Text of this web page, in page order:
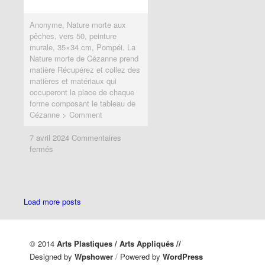
Anonyme, Nature morte aux
pêches, vers 50, peinture
murale, 35×34 cm, Pompéi. La
Nature morte de Cézanne prend
matière Récupérez et collez des
matières et matériaux qui
occuperont la place de chaque
forme composant le tableau de
Cézanne > Comment
7 avril 2024 Commentaires
fermés
7 avril 2024 Commentaires
fermés
Load more posts
© 2014 Arts Plastiques / Arts Appliqués //
Designed by Wpshower / Powered by WordPress